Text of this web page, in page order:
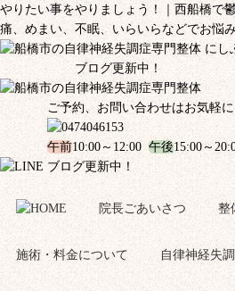
やりたい事をやりましょう！｜西船橋で
痛、めまい、不眠、いらいらなどでお悩
ブログ更新中！
ご予約、お問い合わせはお気軽
午前10:00～12:00 午後15:00～
ブログ更新中！
院長ごあいさつ 整
施術・料金について 自律神経失